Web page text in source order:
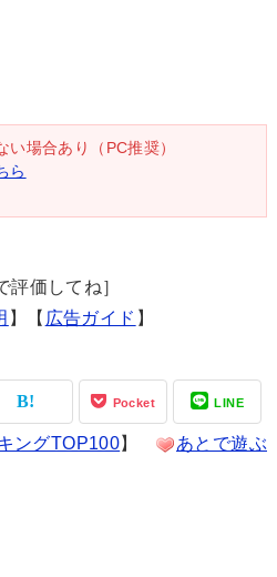
場合あり（PC推奨）
ら
評価してね］
】【 広告ガイド 】
Pocket LINE
ングTOP100】 あとで遊ぶ